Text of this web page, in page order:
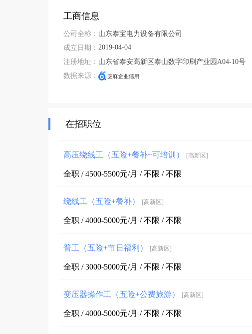
工商信息
公司全称： 山东泰宝电力设备有限公司
成立日期： 2019-04-04
注册地址： 山东省泰安高新区泰山数字印刷产业园A04-10号
数据来源：
在招职位
高压绕线工（五险+餐补+可培训） [高新区]
全职 / 4500-5500元/月 / 不限 / 不限
绕线工（五险+餐补） [高新区]
全职 / 4000-5000元/月 / 不限 / 不限
普工（五险+节日福利） [高新区]
全职 / 3000-5000元/月 / 不限 / 不限
变压器操作工（五险+公费旅游） [高新区]
全职 / 4000-5000元/月 / 不限 / 不限